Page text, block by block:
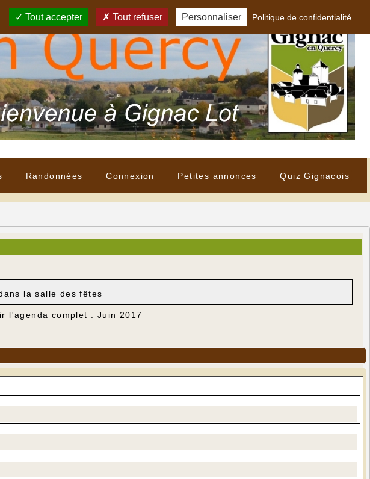
Randonnées Connexion Petites annonces Quiz Gignacois
la salle des fêtes
l'agenda complet : Juin 2017
Tout accepter Tout refuser Personnaliser Politique de confidentialité